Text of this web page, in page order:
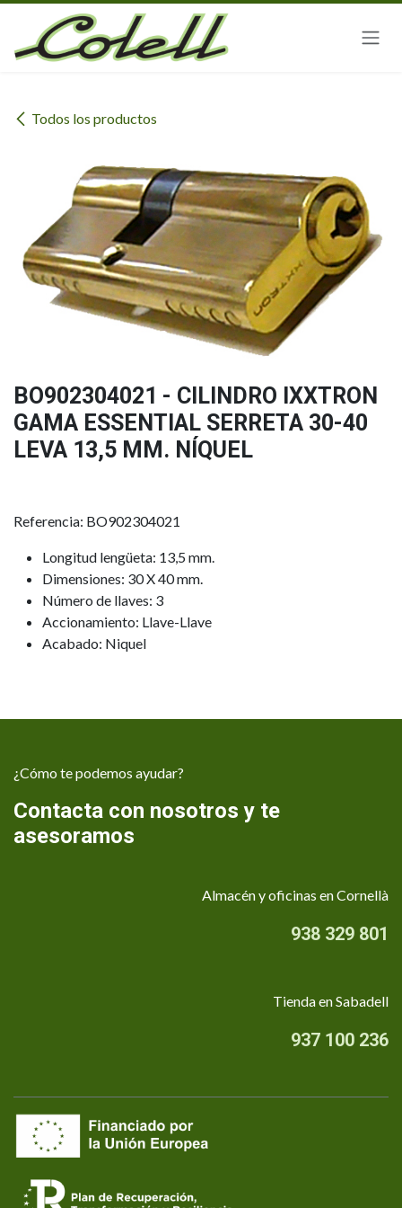
Ir al contenido
Todos los productos
BO902304021 - CILINDRO IXXTRON
GAMA ESSENTIAL SERRETA 30-40
LEVA 13,5 MM. NÍQUEL
Referencia: BO902304021
Longitud lengüeta: 13,5 mm.
Dimensiones: 30 X 40 mm.
Número de llaves: 3
Accionamiento: Llave-Llave
Acabado: Niquel
¿Cómo te podemos ayudar?
Contacta con nosotros y te
asesoramos
Almacén y oficinas en Cornellà
938 329 801
Tienda en Sabadell
937 100 236